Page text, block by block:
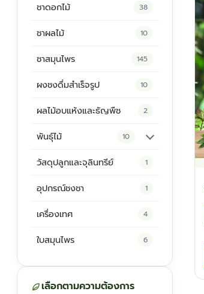
ชาดอกไม้ 38
ชาผลไม้ 10
ชาสมุนไพร 145
ผงชงดื่มสำเร็จรูป 10
ผลไม้อบแห้งและธัญพืช 2
พันธุ์ไม้ 10
ต้นพันธุ์สมุนไพร 5
วัสดุปลูกและจุลินทรีย์ 1
อุปกรณ์ชงชา 1
เครื่องเทศ 4
ใบสมุนไพร 6
เลือกตามความต้องการ